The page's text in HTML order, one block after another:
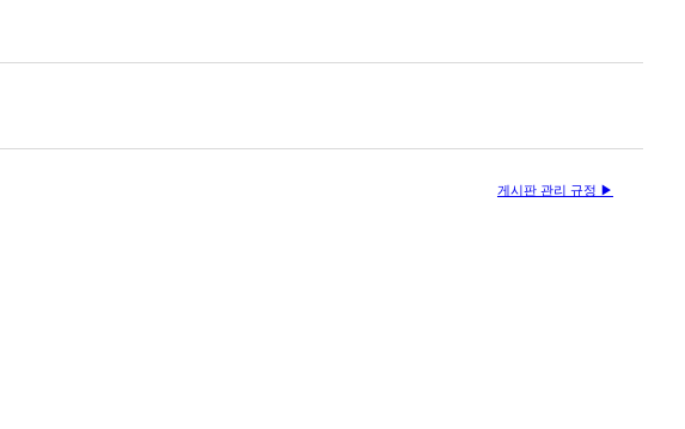
게시판 관리 규정 ▶